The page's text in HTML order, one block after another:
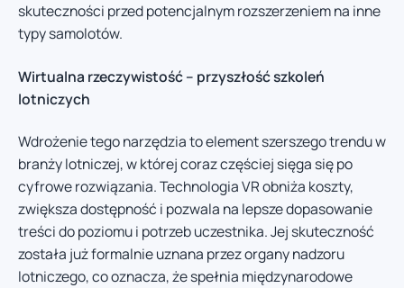
skuteczności przed potencjalnym rozszerzeniem na inne
typy samolotów.
Wirtualna rzeczywistość – przyszłość szkoleń
lotniczych
Wdrożenie tego narzędzia to element szerszego trendu w
branży lotniczej, w której coraz częściej sięga się po
cyfrowe rozwiązania. Technologia VR obniża koszty,
zwiększa dostępność i pozwala na lepsze dopasowanie
treści do poziomu i potrzeb uczestnika. Jej skuteczność
została już formalnie uznana przez organy nadzoru
lotniczego, co oznacza, że spełnia międzynarodowe